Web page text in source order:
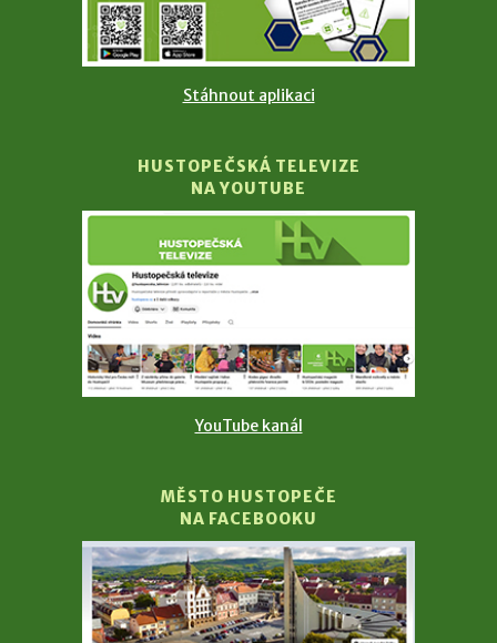
Stáhnout aplikaci
HUSTOPEČSKÁ TELEVIZE
NA YOUTUBE
YouTube kanál
MĚSTO HUSTOPEČE
NA FACEBOOKU